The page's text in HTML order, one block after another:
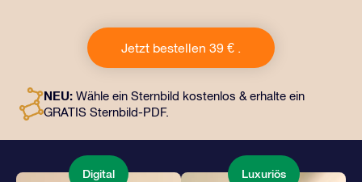
Geschenkpaket. Dieses Geschenk enthält einen
schönen Umschlag und personalisierte Dokumente, die
an eine Adresse Ihrer Wahl gesendet werden, sowie
unserer Apps. Es ist eine zauberhafte Art, Freunden und
Liebsten ein unvergängliches Geschenk zu
Jetzt bestellen 39 € .
NEU: Wähle ein Sternbild kostenlos & erhalte ein
GRATIS Sternbild-PDF.
Digital Luxuriös